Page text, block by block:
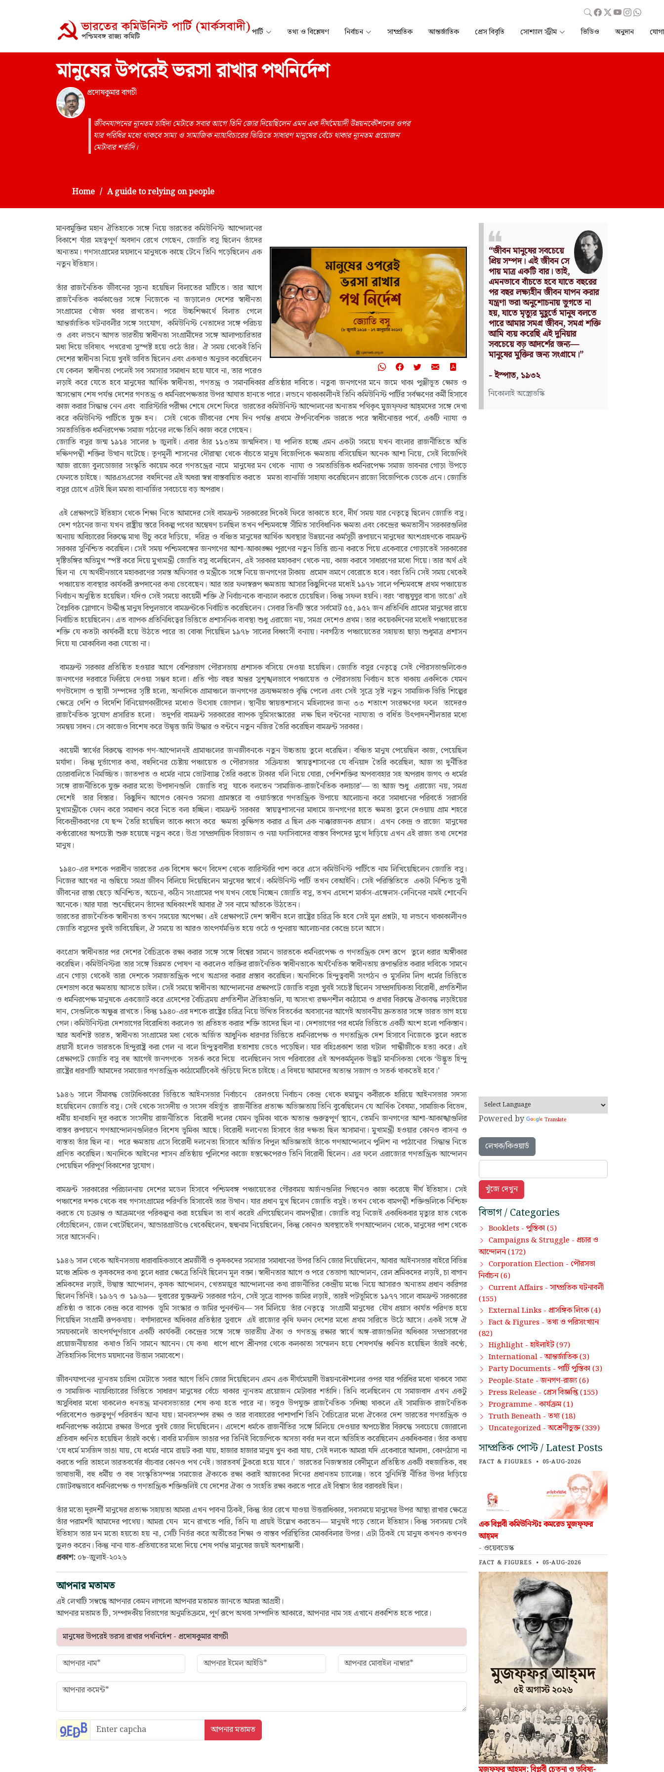
পার্টি তথ্য ও বিশ্লেষণ নির্বাচন সাম্প্রতিক আন্তর্জাতিক প্রেস বিবৃতি সোশ্যাল স্ট্রীম ভিডিও অনুদান
মানুষের উপরেই ভরসা রাখার পথনির্দেশ
প্রদোষকুমার বাগচী
জীবনযাপনের ন্যূনতম চাহিদা মেটাতে সবার আগে তিনি জোর দিয়েছিলেন এমন এক দীর্ঘমেয়াদী উন্নয়নকৌশলের ওপর
যার পরিধির মধ্যে থাকবে সাম্য ও সামাজিক ন্যায়বিচারের ভিত্তিতে সাধারণ মানুষের বেঁচে থাকার ন্যূনতম প্রয়োজন
মেটাবার শর্তাদি।
Home A guide to relying on people
মানবমুক্তির মহান ঐতিহ্যকে সঙ্গে নিয়ে ভারতের কমিউনিস্ট আন্দোলনের
বিকাশে যাঁরা মহত্বপূর্ণ অবদান রেখে গেছেন, জ্যোতি বসু ছিলেন তাঁদের
অন্যতম। গণসংগ্রামের ময়দানে মানুষকে কাছে টেনে তিনি গড়েছিলেন এক
নতুন ইতিহাস।
তাঁর রাজনৈতিক জীবনের সূচনা হয়েছিল বিলাতের মাটিতে। তার আগে
রাজনৈতিক কর্মকাণ্ডের সঙ্গে নিজেকে না জড়ালেও দেশের স্বাধীনতা
সংগ্রামের খোঁজ খবর রাখতেন। পরে উচ্চশিক্ষার্থে বিলাত গেলে
আন্তর্জাতিক ঘটনাবলীর সঙ্গে সংযোগ, কমিউনিস্ট নেতাদের সঙ্গে পরিচয়
ও এবং লন্ডনে আগত ভারতীয় স্বাধীনতা সংগ্রামীদের সঙ্গে আলাপচারিতার
মধ্য দিয়ে ভবিষ্যৎ পথরেখা সুস্পষ্ট হয়ে ওঠে তাঁর। ঐ সময় থেকেই তিনি
দেশের স্বাধীনতা নিয়ে খুবই ভাবিত ছিলেন এবং একথাও অনুভব করেছিলেন
যে কেবল স্বাধীনতা পেলেই সব সমস্যার সমাধান হয়ে যাবে না, তার পরেও
লড়াই করে যেতে হবে মানুষের আর্থিক স্বাধীনতা, গণতন্ত্র ও সমানাধিকার প্রতিষ্ঠার দাবিতে। নতুবা জনগণের মনে জমে থাকা পুঞ্জীভূত ক্ষোভ ও
অসন্তোষ শেষ পর্যন্ত দেশের গণতন্ত্র ও ধর্মনিরপেক্ষতার উপর আঘাত হানতে পারে। লন্ডনে থাকাকালীনই তিনি কমিউনিস্ট পার্টির সর্বক্ষণের কর্মী হিসাবে
কাজ করার সিদ্ধান্ত নেন এবং ব্যারিস্টারি পরীক্ষা শেষে দেশে ফিরে ভারতের কমিউনিস্ট আন্দোলনের অন্যতম পথিকৃৎ মুজফ্‌ফর আহ্‌মদের সঙ্গে দেখা
করে কমিউনিস্ট পার্টিতে যুক্ত হন। সেই থেকে জীবনের শেষ দিন পর্যন্ত প্রথমে ঔপনিবেশিক ভারতে পরে স্বাধীনোত্তর পর্বে, একটি ন্যায্য ও
সমতাভিত্তিক ধর্মনিরপেক্ষ সমাজ গঠনের লক্ষে তিনি কাজ করে গেছেন।
জ্যোতি বসুর জন্ম ১৯১৪ সালের ৮ জুলাই। এবার তাঁর ১১৩তম জন্মদিবস। যা পালিত হচ্ছে এমন একটা সময়ে যখন বাংলার রাজনীতিতে অতি
দক্ষিণপন্থী শক্তির উত্থান ঘটেছে। তৃণমূলী শাসনের দৌরাত্ম্য থেকে বাঁচতে মানুষ বিজেপিকে ক্ষমতায় বসিয়েছিল অনেক আশা নিয়ে, সেই বিজেপিই
আজ রাজ্যে বুলডোজার সংস্কৃতি কায়েম করে গণতন্ত্রের নামে মানুষের মন থেকে ন্যায্য ও সমতাভিত্তিক ধর্মনিরপেক্ষ সমাজ ভাবনার গোড়া উপড়ে
ফেলতে চাইছে। আরএসএসের বহুদিনের এই অধরা স্বপ্ন বাস্তবায়িত করতে মমতা ব্যানার্জি সাহায্য করেছিলেন রাজ্যে বিজেপিকে ডেকে এনে। জ্যোতি
বসুর চোখে এটাই ছিল মমতা ব্যানার্জির সবচেয়ে বড় অপরাধ।
এই প্রেক্ষাপটে ইতিহাস থেকে শিক্ষা নিতে আমাদের সেই বামফ্রন্ট সরকারের দিকেই ফিরে তাকাতে হবে, দীর্ঘ সময় যার নেতৃত্বে ছিলেন জ্যোতি বসু।
দেশ গঠনের জন্য যখন রাষ্ট্রীয় স্তরে বিকল্প পথের অন্বেষণ চলছিল তখন পশ্চিমবঙ্গে সীমিত সাংবিধানিক ক্ষমতা এবং কেন্দ্রের ক্ষমতাসীন সরকারগুলির
অন্যায় অবিচারের বিরুদ্ধে মাথা উঁচু করে দাঁড়িয়ে, দরিদ্র ও বঞ্চিত মানুষের আর্থিক অবস্থার উন্নয়নের কর্মসূচী রূপায়নে মানুষের অংশগ্রহণকে বামফ্রন্ট
সরকার সুনিশ্চিত করেছিল। সেই সময় পশ্চিমবঙ্গের জনগণের আশা-আকাঙ্ক্ষা পূরণের নতুন ভিত্তি রচনা করতে গিয়ে একেবারে গোড়াতেই সরকারের
দৃষ্টিভঙ্গির অভিমুখ স্পষ্ট করে দিয়ে মুখ্যমন্ত্রী জ্যোতি বসু বলেছিলেন, এই সরকার মহাকরণ থেকে নয়, কাজ করবে সাধারণের মধ্যে গিয়ে। তার অর্থ এই
ছিল না যে অর্থহীনভাবে মহাকরণের সমস্ত অফিসার ও মন্ত্রীকে সঙ্গে নিয়ে জনগণের টাকায় প্রমোদ ভ্রমণে বেরোতে হবে। বরং তিনি সেই সময় থেকেই
পঞ্চায়েত ব্যবস্থার কার্যকরী রূপদানের কথা ভেবেছেন। আর তার ফলস্বরূপ ক্ষমতায় আসার কিছুদিনের মধ্যেই ১৯৭৮ সালে পশ্চিমবঙ্গে প্রথম পঞ্চায়েত
নির্বাচন অনুষ্ঠিত হয়েছিল। যদিও সেই সময়ে কায়েমী শক্তি ঐ নির্বাচনকে বানচাল করতে চেয়েছিল। কিন্তু সফল হয়নি। বরং ‘বাস্তুঘুঘুর বাসা ভাঙো’ এই
বৈপ্লবিক স্লোগানে উদ্দীপ্ত মানুষ বিপুলভাবে বামফ্রণ্টকে নির্বাচিত করেছিলেন। সেবার তিনটি স্তরে সর্বমোট ৫৫, ৯৫২ জন প্রতিনিধি গ্রামের মানুষের রায়ে
নির্বাচিত হয়েছিলেন। এত ব্যাপক প্রতিনিধিত্বের ভিত্তিতে প্রশাসনিক ব্যবস্থা শুধু এরাজ্যে নয়, সমগ্র দেশেও প্রথম। তার কয়েকদিনের মধ্যেই পঞ্চায়েতের
শক্তি যে কতটা কার্যকরী হয়ে উঠতে পারে তা বোঝা গিয়েছিল ১৯৭৮ সালের বিধ্বংসী বন্যায়। নবগঠিত পঞ্চায়েতের সহায়তা ছাড়া শুধুমাত্র প্রশাসন
দিয়ে যা মোকাবিলা করা যেতো না।
বামফ্রণ্ট সরকার প্রতিষ্ঠিত হওয়ার আগে বেশিরভাগ পৌরসভায় প্রশাসক বসিয়ে দেওয়া হয়েছিল। জ্যোতি বসুর নেতৃত্বে সেই পৌরসভাগুলিকেও
জনগণের দরবারে ফিরিয়ে দেওয়া সম্ভব হলো। প্রতি পাঁচ বছর অন্তর সুশৃঙ্খলভাবে পঞ্চায়েত ও পৌরসভায় নির্বাচন হতে থাকায় একদিকে যেমন
গণউদ্যোগ ও স্থায়ী সম্পদের সৃষ্টি হলো, অন্যদিকে গ্রামাঞ্চলে জনগণের ক্রয়ক্ষমতাও বৃদ্ধি পেলো এবং সেই সূত্রে সৃষ্ট নতুন সামাজিক ভিত্তি শিল্পের
ক্ষেত্রে দেশি ও বিদেশি বিনিয়োগকারীদের মধ্যেও উৎসাহ জোগাল। স্থানীয় স্বায়ত্তশাসনে মহিলাদের জন্য ৩৩ শতাংশ সংরক্ষণের ফলে তাদেরও
রাজনৈতিক সুযোগ প্রসারিত হলো। তদুপরি বামফ্রন্ট সরকারের ব্যাপক ভূমিসংস্কারের লক্ষ ছিল বন্টনের ন্যায্যতা ও বর্ধিত উৎপাদনশীলতার মধ্যে
সমন্বয় সাধন। সে কাজেও বিশেষ করে উদ্বৃত্ত জমি উদ্ধার ও বন্টনে নতুন নজির তৈরি করেছিল বামফ্রন্ট সরকার।
কায়েমী স্বার্থের বিরুদ্ধে ব্যাপক গণ-আন্দোলনই গ্রামাঞ্চলের জনজীবনকে নতুন উচ্চতায় তুলে ধরেছিল। বঞ্চিত মানুষ পেয়েছিল কাজ, পেয়েছিল
মর্যাদা। কিন্তু দুর্ভাগ্যের কথা, বহুদিনের চেষ্টায় পঞ্চায়েত ও পৌরসভার সক্রিয়তা স্বায়ত্বশাসনের যে বনিয়াদ তৈরি করেছিল, আজ তা দুর্নীতির
চোরাবালিতে নিমজ্জিত। জাতপাত ও ধর্মের নামে ভোটব্যাঙ্ক তৈরি করতে টাকার থলি নিয়ে ঘোরা, পেশিশক্তির অপব্যবহার সহ অপরাধ জগৎ ও ধর্মের
সঙ্গে রাজনীতিকে যুক্ত করার মতো উপাদানগুলি জ্যোতি বসু যাকে বলতেন ‘সামাজিক-রাজনৈতিক কদাচার’— তা আজ শুধু এরাজ্যে নয়, সমগ্র
দেশেই তার বিস্তার। কিছুদিন আগেও কোনও সমস্যা গ্রামস্তরে বা ওয়ার্ডস্তরে গণতান্ত্রিক উপায়ে আলোচনা করে সমাধানের পরিবর্তে সরাসরি
মুখ্যমন্ত্রীকে ফোন করে সমাধান করে নিতে বলা হচ্ছিল। বামফ্রন্ট সরকার স্বায়ত্বশাসনের মাধ্যমে জনগণের হাতে ক্ষমতা তুলে দেওয়ায় গ্রাম শহরে
বিকেন্দ্রীকরণের যে ছন্দ তৈরি হয়েছিল তাকে ধ্বংস করে ক্ষমতা কুক্ষিগত করার এ ছিল এক ন্যক্কারজনক প্রয়াস। এখন কেন্দ্র ও রাজ্যে মানুষের
কণ্ঠরোধের অপচেষ্টা শুরু হয়েছে নতুন করে। উগ্র সাম্প্রদায়িক বিভাজন ও নয়া ফ্যাসিবাদের বাস্তব বিপদের মুখে দাঁড়িয়ে এখন এই রাজ্য তথা দেশের
মানুষ।
১৯৪০-এর দশকে পরাধীন ভারতের এক বিশেষ ক্ষণে বিদেশ থেকে ব্যারিস্টারি পাশ করে এসে কমিউনিস্ট পার্টিতে নাম লিখিয়েছিলেন জ্যোতি বসু।
নিজের আখের না গুছিয়ে সমগ্র জীবন বিলিয়ে দিয়েছিলেন মানুষের স্বার্থে। কমিউনিস্ট পার্টি তখন বেআইনি। সেই পরিস্তিতিতে একটা নিশ্চিত সুখী
জীবনের রাস্তা ছেড়ে অনিশ্চিত, অচেনা, কঠিন সংগ্রামের পথ যখন বেছে নিচ্ছেন জ্যোতি বসু, তখন এদেশে মার্কস-এঙ্গেলস-লেনিনের নামই শোনেনি
অনেকে। আর যারা শুনেছিলেন তাঁদের অধিকাংশই আবার ঐ সব নামে আঁতকে উঠতেন।
ভারতের রাজনৈতিক স্বাধীনতা তখন সময়ের অপেক্ষা। এই প্রেক্ষাপটে দেশ স্বাধীন হলে রাষ্ট্রের চরিত্র কি হবে সেই মূল প্রশ্নটা, যা লন্ডনে থাকাকালীনও
জ্যোতি বসুদের খুবই ভাবিয়েছিল, ঐ সময়ে তা আরও তাৎপর্যমণ্ডিত হয়ে ওঠে ও পুনরায় আলোচনার কেন্দ্রে চলে আসে।
কংগ্রেস স্বাধীনতার পর দেশের বৈচিত্রকে রক্ষা করার সঙ্গে সঙ্গে বিশ্বের সামনে ভারতকে ধর্মনিরপেক্ষ ও গণতান্ত্রিক দেশ রূপে তুলে ধরার অঙ্গীকার
করেছিল। কমিউনিস্টরা তার সঙ্গে ভিন্নমত পোষণ না করলেও ব্যক্তির রাজনৈতিক স্বাধীনতাকে অর্থনৈতিক স্বাধীনতায় রূপান্তরিত করার দাবিকে সামনে
এনে গোড়া থেকেই তারা দেশকে সমাজতান্ত্রিক পথে অগ্রসর করার প্রস্তাব করেছিল। অন্যদিকে হিন্দুত্ববাদী সংগঠন ও মুসলিম লিগ ধর্মের ভিত্তিতে
দেশভাগ করে ক্ষমতায় আসতে চাইল। সেই সময়ে স্বাধীনতা আন্দোলনের প্রক্ষাপটে জ্যোতি বসুরা খুবই সচেষ্ট ছিলেন সাম্প্রদায়িকতা বিরোধী, প্রগতিশীল
ও ধর্মনিরপেক্ষ মানুষকে একজোট করে এদেশের বৈচিত্রময় প্রগতিশীল ঐতিহ্যগুলি, যা অসংখ্য রক্ষণশীল কাঠামো ও প্রথার বিরুদ্ধে ঐক্যবদ্ধ লড়াইয়ের
দান, সেগুলিকে অক্ষুন্ন রাখতে। কিন্তু ১৯৪০-এর দশকে রাষ্ট্রের চরিত্র নিয়ে উত্থিত বিতর্কের অবসানের আগেই অভাবনীয় দ্রুততার সঙ্গে ভারত ভাগ হয়ে
গেল। কমিউনিস্টরা দেশভাগের বিরোধিতা করলেও তা প্রতিহত করার শক্তি তাদের ছিল না। দেশভাগের পর ধর্মের ভিত্তিতে একটি অংশ হলো পাকিস্তান।
আর অবশিষ্ট ভারত, স্বাধীনতা সংগ্রামের মধ্য থেকে অর্জিত আধুনিক ধারণার ভিত্তিতে ধর্মনিরপেক্ষ ও গণতান্ত্রিক দেশ হিসাবে নিজেকে তুলে ধরতে
প্রয়াসী হলেও ভারতকে হিন্দুরাষ্ট্র করা গেল না বলে হিন্দুত্ববাদীরা হতাশায় ভেঙে পড়েছিল। যার বহিঃপ্রকাশ তারা ঘটাল গান্ধীজীকে হত্যা করে। এই
প্রেক্ষাপটে জ্যোতি বসু বহু আগেই জনগণকে সতর্ক করে দিয়ে বলেছিলেন সংঘ পরিবারের এই অপকর্মমূলক উদ্ভট মানসিকতা থেকে ‘উদ্ভূত হিন্দু
রাষ্ট্রের ধারণাটি আমাদের সমাজের গণতান্ত্রিক কাঠামোটিকেই গুঁড়িয়ে দিতে চাইছে। এ বিষয়ে আমাদের অত্যন্ত সজাগ ও সতর্ক থাকতেই হবে।’
১৯৪৬ সালে সীমাবদ্ধ ভোটাধিকারের ভিত্তিতে আইনসভার নির্বাচনে রেলওয়ে নির্বাচন কেন্দ্র থেকে হুমায়ুন কবীরকে হারিয়ে আইনসভার সদস্য
হয়েছিলেন জ্যোতি বসু। সেই থেকে সংসদীয় ও সংসদ বহির্ভূত রাজনীতির প্রত্যক্ষ অভিজ্ঞতায় তিনি বুঝেছিলেন যে আর্থিক বৈষম্য, সামাজিক বিভেদ,
ধর্মীয় হানাহানি দূর করতে সংসদীয় রাজনীতিতে বিরোধী দলের যেমন ভূমিকা থাকে অত্যন্ত গুরুত্বপূর্ণ স্থানে, তেমনি জনগণের আশা-আকাঙ্খাগুলির
বাস্তব রূপায়নে গণআন্দোলনগুলিরও বিশেষ ভূমিকা আছে। বিরোধী দলনেতা হিসাবে তাঁর দক্ষতা ছিল অসামান্য। মুখ্যমন্ত্রী হওয়ার কোনও বাসনা ও
ব্যস্ততা তাঁর ছিল না। পরে ক্ষমতায় এসে বিরোধী দলনেতা হিসাবে অর্জিত বিপুল অভিজ্ঞতাই তাঁকে গণআন্দোলনে পুলিশ না পাঠানোর সিদ্ধান্ত নিতে
প্রাণিত করেছিল। অন্যদিকে আইনের শাসন প্রতিষ্ঠায় পুলিশের কাজে হস্তক্ষেপেরও তিনি বিরোধী ছিলেন। এর ফলে এরাজ্যের গণতান্ত্রিক আন্দোলন
পেয়েছিল পরিপূর্ণ বিকাশের সুযোগ।
বামফ্রন্ট সরকারের পরিচালনায় দেশের মডেল হিসাবে পশ্চিমবঙ্গ পঞ্চায়েতের গৌরবময় অর্জনগুলির পিছনেও কাজ করেছে দীর্ঘ ইতিহাস। সেই
পঞ্চাশের দশক থেকে বহু গণসংগ্রামের পরিণতি হিসাবেই তার উত্থান। যার প্রধান মুখ ছিলেন জ্যোতি বসুই। তখন থেকে বামপন্থী শক্তিগুলিকে নিশ্চিহ্ন
করতে যে চক্রান্ত ও আক্রমণের পরিকল্পনা করা হয়েছিল তা ব্যর্থ করেই এগিয়েছিলেন বামপন্থীরা। জ্যোতি বসু নিজেই একাধিকবার মৃত্যুর হাত থেকে
বেঁচেছিলেন, জেল খেটেছিলেন, আন্ডারগ্রাউণ্ডে থেকেছিলেন, ছদ্মনাম নিয়েছিলেন, কিন্তু কোনও অবস্থাতেই গণআন্দোলন থেকে, মানুষের পাশ থেকে
সরে আসেননি।
১৯৪৬ সাল থেকে আইনসভায় ধারাবাহিকভাবে শ্রমজীবী ও কৃষকদের সমস্যার সমাধানের উপর তিনি জোর দিয়েছিলেন, আবার আইনসভার বাইরে বিভিন্ন
মঞ্চে শ্রমিক ও কৃষকদের কথা তুলে ধরার ক্ষেত্রে তিনিই ছিলেন মূল বক্তা। স্বাধীনতার আগে ও পরে তেভাগা আন্দোলন, রেল শ্রমিকদের লড়াই, চা বাগান
শ্রমিকদের লড়াই, উদ্বাস্ত আন্দোলন, কৃষক আন্দোলন, খেতমজুর আন্দোলনের কথা রাজনীতির কেন্দ্রীয় মঞ্চে নিয়ে আসারও অন্যতম প্রধান কারিগর
ছিলেন তিনিই। ১৯৬৭ ও ১৯৬৯— দুবারের যুক্তফ্রন্ট সরকার গঠন, সেই সূত্রে ব্যাপক জমির লড়াই, তারই পটভূমিতে ১৯৭৭ সালে বামফ্রণ্ট সরকারের
প্রতিষ্ঠা ও তাকে কেন্দ্র করে ব্যাপক ভূমি সংস্কার ও জমির পুনর্বণ্টন— সব মিলিয়ে তাঁর নেতৃত্বে সংগ্রামী মানুষের যৌথ প্রয়াস কার্যত পরিণত হয়ে
গিয়েছিল সংগ্রামী রূপকথায়। বর্গাদারদের অধিকার প্রতিষ্ঠার সুবাদে এই রাজ্যের কৃষি ফলন দেশের মধ্যে প্রথম সারিতে উঠে আসে। একই সঙ্গে ঐ
সময়কালেই তাৎপর্যপূর্ণভাবে একটি কার্যকরী কেন্দ্রের সঙ্গে সঙ্গে ভারতীয় ঐক্য ও গণতন্ত্র রক্ষার স্বার্থে অঙ্গ-রাজ্যগুলির অধিকার সম্প্রসারণের
প্রয়োজনীয়তার কথাও তিনি সামনে আনেন। যে কথা ধাপে ধাপে শ্রীনগর থেকে কলকাতা সম্মেলন হয়ে শেষপর্যন্ত ধ্বনিত হয়েছিল তাঁরই কণ্ঠে,
ঐতিহাসিক বিগেড ময়দানের উত্তাল সমাবেশে।
জীবনযাপনের ন্যূনতম চাহিদা মেটাতে সবার আগে তিনি জোর দিয়েছিলেন এমন এক দীর্ঘমেয়াদী উন্নয়নকৌশলের ওপর যার পরিধির মধ্যে থাকবে সাম্য
ও সামাজিক ন্যায়বিচারের ভিত্তিতে সাধারণ মানুষের বেঁচে থাকার ন্যূনতম প্রয়োজন মেটাবার শর্তাদি। তিনি বলেছিলেন যে সমাজবাদ এখন একটু
অসুবিধার মধ্যে থাকলেও ধনতন্ত্র মানবসভ্যতার শেষ কথা হতে পারে না। তবুও উপযুক্ত রাজনৈতিক সদিচ্ছা থাকলে এই সামাজিক রাজনৈতিক
পরিবেশেও গুরুত্বপূর্ণ পরিবর্তন আনা যায়। মানবসম্পদ রক্ষা ও তার ব্যবহারের পাশাপাশি তিনি বৈচিত্র্যের মধ্যে ঐক্যের দেশ ভারতের গণতান্ত্রিক ও
ধর্মনিরপেক্ষ কাঠামো রক্ষার উপরে খুবই জোর দিয়েছিলেন। এদেশে ধর্মকে রাজনীতির সঙ্গে মিলিয়ে দেওয়ার অপচেষ্টার বিরুদ্ধে সবচেয়ে জোরালো
প্রতিবাদ ধ্বনিত হয়েছিল তাঁরই কণ্ঠে। বাবরি মসজিদ ভাঙার পর তিনিই বিজেপিকে অসভ্য বর্বর দল বলে অভিহিত করেছিলেন একাধিকবার। তাঁর কথায়
‘যে ধর্মে মসজিদ ভাঙা যায়, যে ধর্মের নামে রায়ট করা যায়, হাজার হাজার মানুষ খুন করা যায়, সেই দলকে আমরা যদি একেবারে আলাদা, কোণঠাসা না
করতে পারি তাহলে ভারতবর্ষের বাঁচবার কোনও পথ নেই। ভারতবর্ষ টুকরো হয়ে যাবে।’ ভারতের নিজস্বতার বেদীমূলে প্রতিষ্ঠিত একটি বহুজাতিক, বহু
ভাষাভাষী, বহু ধর্মীয় ও বহু সংস্কৃতিসম্পন্ন সমাজের ঐক্যকে রক্ষা করাই আজকের দিনের প্রধানতম চ্যালেঞ্জ। তবে সুনির্দিষ্ট নীতির উপর দাঁড়িয়ে
জোটবদ্ধভাবে ধর্মনিরপেক্ষ ও গণতান্ত্রিক শক্তিগুলিই যে দেশের ঐক্য ও সংহতি রক্ষা করতে পারে এই বিশ্বাস তাঁর বরাবরই ছিল।
তাঁর মতো দূরদর্শী মানুষের প্রত্যক্ষ সহায়তা আমরা এখন পাবনা ঠিকই, কিন্তু তাঁর রেখে যাওয়া উত্তরাধিকার, সবসময়ে মানুষের উপর আস্থা রাখার ক্ষেত্রে
তাঁর পরামর্শই আমাদের পাথেয়। আমরা যেন মনে রাখতে পারি, তিনি যা প্রায়ই উল্লেখ করতেন— মানুষই গড়ে তোলে ইতিহাস। কিন্তু সবসময় সেই
ইতিহাস তার মন মতো হয়তো হয় না, সেটি নির্ভর করে অতীতের শিক্ষা ও বাস্তব পরিস্থিতির মোকাবিলার উপর। এটা ঠিকই যে মানুষ কখনও কখনও
ভুলও করেন। কিন্তু নানা ঘাত-প্রতিঘাতের মধ্যে দিয়ে শেষ পর্যন্ত মানুষের জয়ই অবশ্যম্ভাবী।
প্রকাশ: ০৮-জুলাই-২০২৬
আপনার মতামত
এই লেখাটি সম্বন্ধে আপনার কেমন লাগলো আপনার মতামত জানতে আমরা আগ্রহী।
আপনার মতামত টি, সম্পাদকীয় বিভাগের অনুমতিক্রমে, পূর্ণ রূপে অথবা সম্পাদিত আকারে, আপনার নাম সহ এখানে প্রকাশিত হতে পারে।
“জীবন মানুষের সবচেয়ে
প্রিয় সম্পদ। এই জীবন সে
পায় মাত্র একটি বার। তাই,
এমনভাবে বাঁচতে হবে যাতে বছরের
পর বছর লক্ষ্যহীন জীবন যাপন করার
যন্ত্রণা ভরা অনুশোচনায় ভুগতে না
হয়, যাতে মৃত্যুর মুহূর্তে মানুষ বলতে
পারে আমার সমগ্র জীবন, সমগ্র শক্তি
আমি ব্যয় করেছি এই দুনিয়ার
সবচেয়ে বড় আদর্শের জন্য—
মানুষের মুক্তির জন্য সংগ্রামে।”
- ইস্পাত, ১৯৩২
নিকোলাই অস্ত্রোভস্কি
Nothing can have value
without being an object of
utility.
Source: Das Kapital
(Volume I, Chapter 1)
কার্ল মার্কস
Powered by Translate
লেখক/কিওয়ার্ড
বিভাগ / Categories
Booklets - পুস্তিকা (5)
Campaigns & Struggle - প্রচার ও
আন্দোলন(172)
Corporation Election - পৌরসভা
নির্বাচন(6)
Current Affairs - সাম্প্রতিক ঘটনাবলী
(155)
External Links - প্রাসঙ্গিক লিংক(4)
Fact & Figures - তথ্য ও পরিসংখ্যান
(82)
Highlight -হাইলাইট(97)
International -আন্তর্জাতিক(3)
Party Documents - পার্টি পুস্তিকা (3)
People-State -জনগণ-রাজ্য(6)
Press Release - প্রেস বিজ্ঞপ্তি(155)
Programme -কার্যক্রম(1)
Truth Beneath - তথ্য(18)
Uncategorized -অশ্রেণীভুক্ত(339)
সাম্প্রতিক পোস্ট / Latest Posts
FACT & FIGURES • 05-AUG-2026
এক বিপ্লবী কমিউনিস্টঃ কমরেড মুজফ্‌ফর
আহ্‌মদ
- ওয়েবডেস্ক
FACT & FIGURES • 05-AUG-2026